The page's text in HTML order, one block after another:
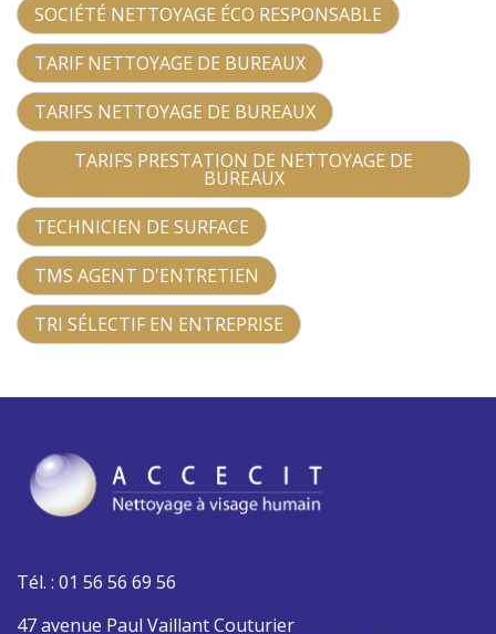
SOCIÉTÉ NETTOYAGE ÉCO RESPONSABLE
TARIF NETTOYAGE DE BUREAUX
TARIFS NETTOYAGE DE BUREAUX
TARIFS PRESTATION DE NETTOYAGE DE
BUREAUX
TECHNICIEN DE SURFACE
TMS AGENT D'ENTRETIEN
TRI SÉLECTIF EN ENTREPRISE
Tél. : 01 56 56 69 56
47 avenue Paul Vaillant Couturier